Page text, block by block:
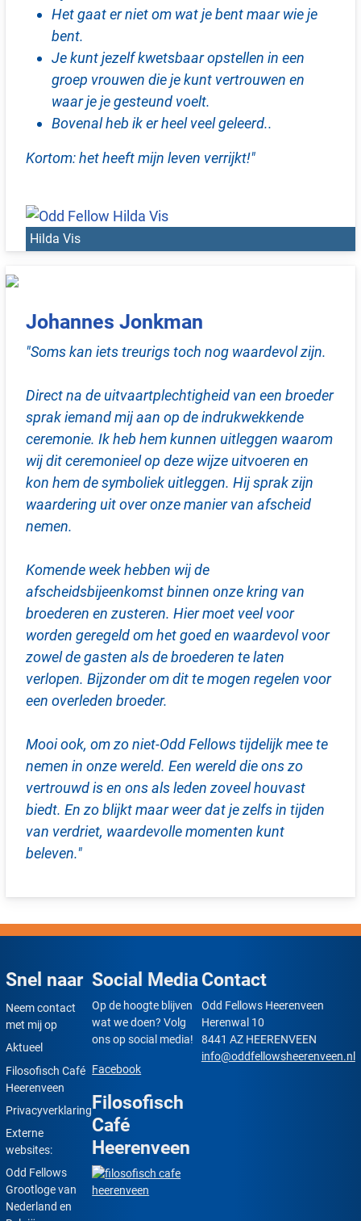
Hilda Vis
Het gaat er niet om wat je bent maar wie je
bent.
Je kunt jezelf kwetsbaar opstellen in een
groep vrouwen die je kunt vertrouwen en
waar je je gesteund voelt.
Bovenal heb ik er heel veel geleerd..
Kortom: het heeft mijn leven verrijkt!"
Johannes Jonkman
"Soms kan iets treurigs toch nog waardevol zijn.
Direct na de uitvaartplechtigheid van een broeder
sprak iemand mij aan op de indrukwekkende
ceremonie. Ik heb hem kunnen uitleggen waarom
wij dit ceremonieel op deze wijze uitvoeren en
kon hem de symboliek uitleggen. Hij sprak zijn
waardering uit over onze manier van afscheid
nemen.
Komende week hebben wij de
afscheidsbijeenkomst binnen onze kring van
broederen en zusteren. Hier moet veel voor
worden geregeld om het goed en waardevol voor
zowel de gasten als de broederen te laten
verlopen. Bijzonder om dit te mogen regelen voor
een overleden broeder.
Mooi ook, om zo niet-Odd Fellows tijdelijk mee te
nemen in onze wereld. Een wereld die ons zo
vertrouwd is en ons als leden zoveel houvast
biedt. En zo blijkt maar weer dat je zelfs in tijden
van verdriet, waardevolle momenten kunt
beleven."
Snel naar
Neem contact
met mij op
Aktueel
Filosofisch Café
Heerenveen
Privacyverklaring
Externe
websites:
Odd Fellows
Grootloge van
Nederland en
Social Media
Op de hoogte blijven
wat we doen? Volg
ons op social media!
Facebook
Filosofisch
Café
Heerenveen
Contact
Odd Fellows Heerenveen
Herenwal 10
8441 AZ HEERENVEEN
info@oddfellowsheerenveen.nl